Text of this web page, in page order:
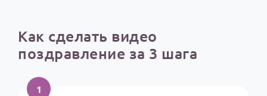
Как сделать видео
поздравление за 3 шага
1